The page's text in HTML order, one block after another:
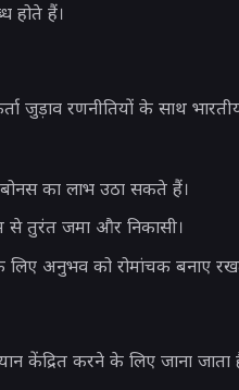
होते हैं।
रणनीतियों के साथ
का लाभ उठा सकते हैं।
तुरंत जमा और निकासी।
लिए अनुभव को रोमांचक बनाए
केंद्रित करने के लिए जाना जाता